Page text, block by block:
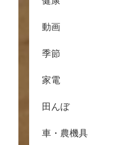
動画
季節
家電
田んぼ
車・農機具